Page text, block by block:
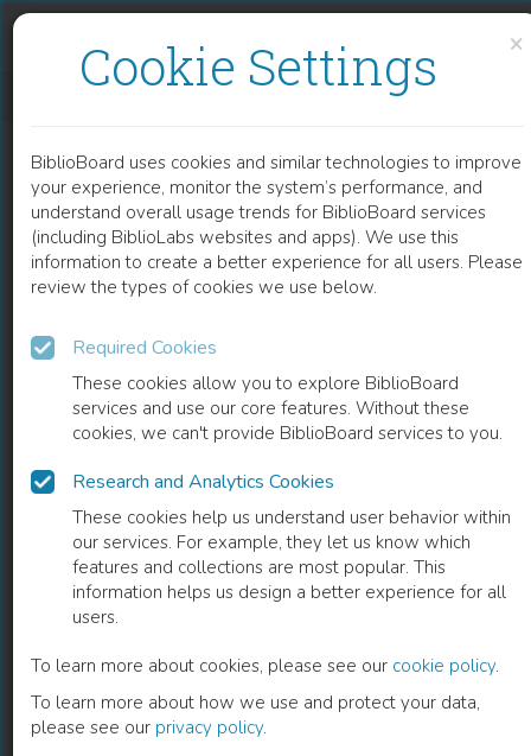
×
Cookie Settings
BiblioBoard uses cookies and similar technologies to improve
your experience, monitor the system’s performance, and
understand overall usage trends for BiblioBoard services
(including BiblioLabs websites and apps). We use this
information to create a better experience for all users. Please
review the types of cookies we use below.
Required Cookies
These cookies allow you to explore BiblioBoard
services and use our core features. Without these
cookies, we can't provide BiblioBoard services to you.
Research and Analytics Cookies
These cookies help us understand user behavior within
our services. For example, they let us know which
features and collections are most popular. This
information helps us design a better experience for all
users.
To learn more about cookies, please see our cookie policy.
To learn more about how we use and protect your data,
please see our privacy policy.
READ
BOOK
Second Generation Patents in
Pharmaceutical Innovation
Hyewon Ahn(Author)